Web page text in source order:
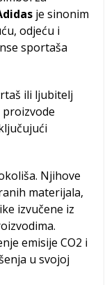
je sinonim
odjeću i
sportaša
ili ljubitelj
proizvode
Njihove
materijala,
izvučene iz
emisije CO2 i
u svojoj